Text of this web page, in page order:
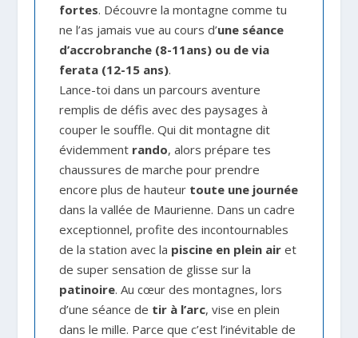
fortes. Découvre la montagne comme tu
ne l’as jamais vue au cours d’une séance
d’accrobranche (8-11ans) ou de via
ferata (12-15 ans).
Lance-toi dans un parcours aventure
remplis de défis avec des paysages à
couper le souffle. Qui dit montagne dit
évidemment rando, alors prépare tes
chaussures de marche pour prendre
encore plus de hauteur toute une journée
dans la vallée de Maurienne. Dans un cadre
exceptionnel, profite des incontournables
de la station avec la piscine en plein airet
de super sensation de glisse sur la
patinoire. Au cœur des montagnes, lors
d’une séance de tir à l’arc, vise en plein
dans le mille. Parce que c’est l’inévitable de